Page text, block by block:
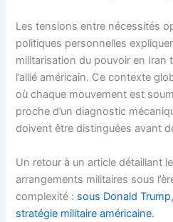
Les tensions entre nécessités
politiques personnelles
militarisation du pouvoir en Iran
l’allié américain. Ce contexte
où chaque mouvement est
proche d’un diagnostic
doivent être distinguées avant
Un retour à un article détaillant
arrangements militaires sous
complexité : sous Donald
stratégie militaire américaine.